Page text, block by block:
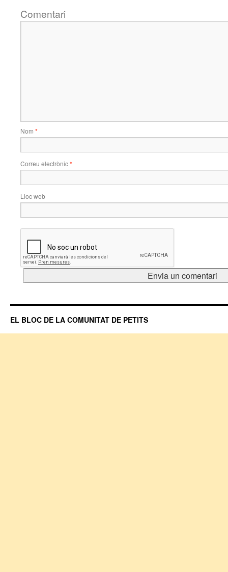
Comentari
Nom *
Correu electrònic*
Lloc web
EL BLOC DE LA COMUNITAT DE PETITS